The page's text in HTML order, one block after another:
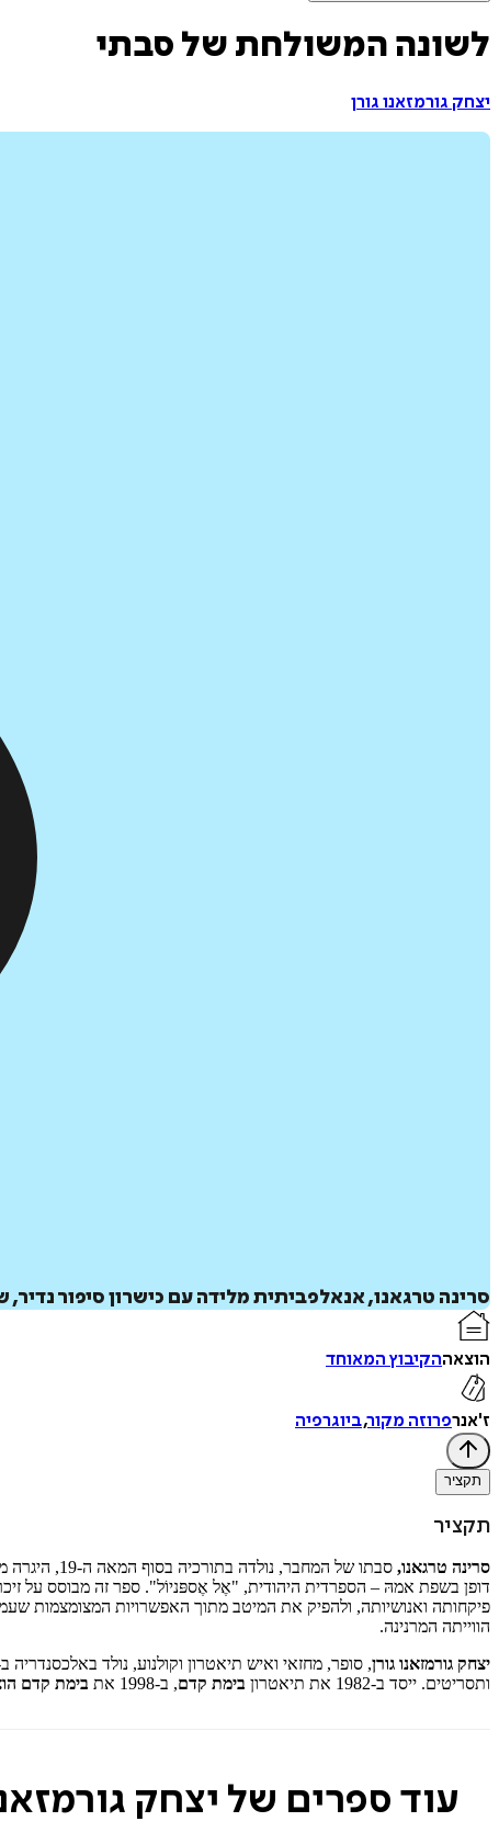
לשונה המשולחת של סבתי
יצחק גורמזאנו גורן
סרינה טרגאנו, אנאלפביתית מלידה עם כישרון סיפור
הוצאההקיבוץ המאוחד
ז'אנרפרוזה מקור,ביוגרפיה
תקציר
תקציר
סרינה טרגאנו,
סבתו של
דופן בשפת אמהּ – הספרדית היהודית, "אֶל אֶספּניוֹל". ספר זה מבוסס על
פיקחותה ואנושיותה, ולהפיק את המיטב מתוך האפשרויות המצומצמות
הווייתה המרנינה.
יצחק גורמזאנו גורן
ותסריטים. ייסד ב-1982 את תיאטרון
בימת קדם, ב-1998 את בימת קדם
עוד ספרים של יצחק